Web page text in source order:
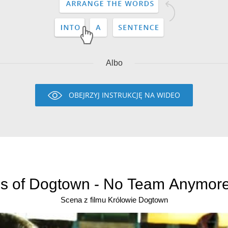
Albo
OBEJRZYJ INSTRUKCJĘ NA WIDEO
of Dogtown - No Team
Scena z filmu Królowie Dogtown